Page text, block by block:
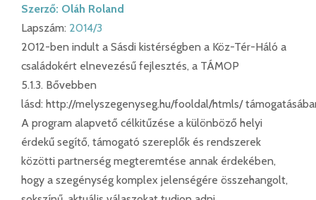
Szerző: Oláh Roland
Lapszám: 2014/3
2012-ben indult a Sásdi kistérségben a Köz-Tér-Háló a
családokért elnevezésű fejlesztés, a TÁMOP
5.1.3. Bővebben
lásd: http://melyszegenyseg.hu/fooldal/htmls/
A program alapvető célkitűzése a különböző helyi
érdekű segítő, támogató szereplők és rendszerek
közötti partnerség megteremtése annak érdekében,
hogy a szegénység komplex jelenségére összehangolt,